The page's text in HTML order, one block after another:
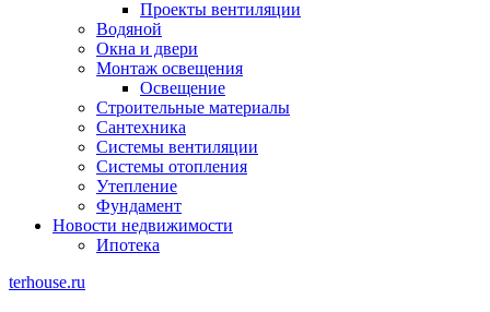
Проекты вентиляции
Водяной
Окна и двери
Монтаж освещения
Освещение
Строительные материалы
Сантехника
Системы вентиляции
Системы отопления
Утепление
Фундамент
Новости недвижимости
Ипотека
terhouse.ru